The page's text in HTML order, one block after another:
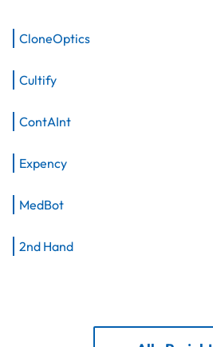
CloneOptics
Cultify
ContAInt
Expency
MedBot
2nd Hand